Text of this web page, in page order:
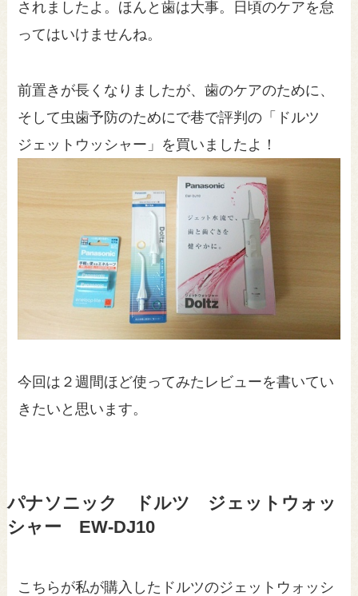
されましたよ。ほんと歯は大事。日頃のケアを怠
ってはいけませんね。
前置きが長くなりましたが、歯のケアのために、
そして虫歯予防のためにで巷で評判の「ドルツ
ジェットウッシャー」を買いましたよ！
今回は２週間ほど使ってみたレビューを書いてい
きたいと思います。
パナソニック ドルツ ジェットウォッ
シャー EW-DJ10
こちらが私が購入したドルツのジェットウォッシ